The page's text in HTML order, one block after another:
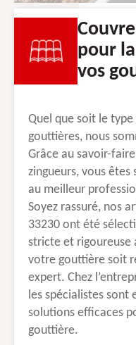
pour
vos
Quel que soit le
gouttières, nous
Grâce au savoir-
zingueurs, vous
au meilleur
Soyez rassuré, nos
33230 ont été
stricte et rigoureuse
votre gouttière soit
expert. Chez
les spécialistes sont
solutions efficaces
gouttière.